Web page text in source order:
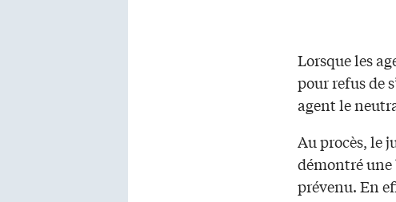
Lorsque les
pour refus de
agent le
Au procès, le
démontré
prévenu. En